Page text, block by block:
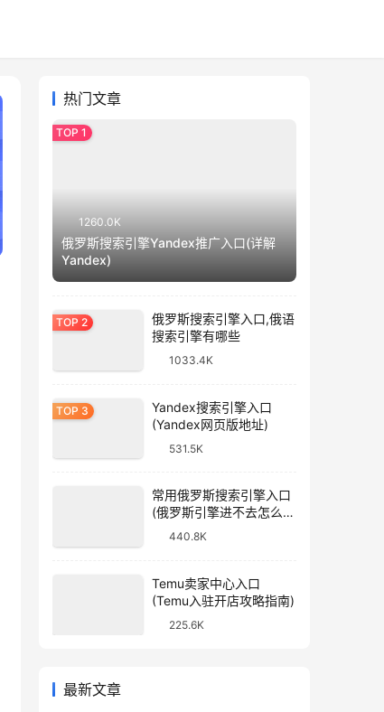
热门文章
1260.0K
俄罗斯搜索引擎Yandex推广入口(详解
Yandex)
俄罗斯搜索引擎入口,俄语
搜索引擎有哪些
1033.4K
Yandex搜索引擎入口
(Yandex网页版地址)
531.5K
常用俄罗斯搜索引擎入口
(俄罗斯引擎进不去怎么
440.8K
Temu卖家中心入口
(Temu入驻开店攻略指南)
225.6K
最新文章